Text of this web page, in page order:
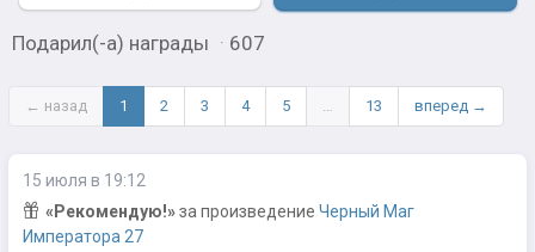
Подарил(-а) награды · 607
← назад 1 2 3 4 5 … 13 вперед →
15 июля в 19:12
«Рекомендую!»за произведение Черный Маг
Императора 27